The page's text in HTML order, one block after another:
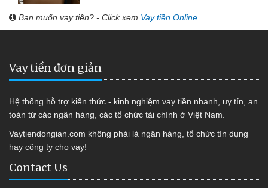
Bạn muốn vay tiền? - Click xem Vay tiền Online
Vay tiền đơn giản
Hệ thống hỗ trợ kiến thức - kinh nghiệm vay tiền nhanh, uy tín, an
toàn từ các ngân hàng, các tổ chức tài chính ở Việt Nam.
Vaytiendongian.com không phải là ngân hàng, tổ chức tín dụng
hay công ty cho vay!
Contact Us